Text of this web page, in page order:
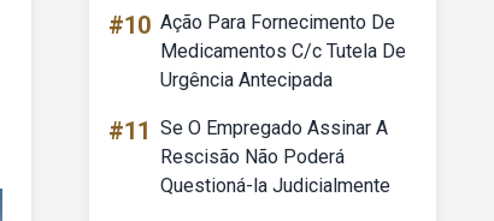
#10 Ação Para Fornecimento De
Medicamentos C/c Tutela De
Urgência Antecipada
#11 Se O Empregado Assinar A
Rescisão Não Poderá
Questioná-la Judicialmente